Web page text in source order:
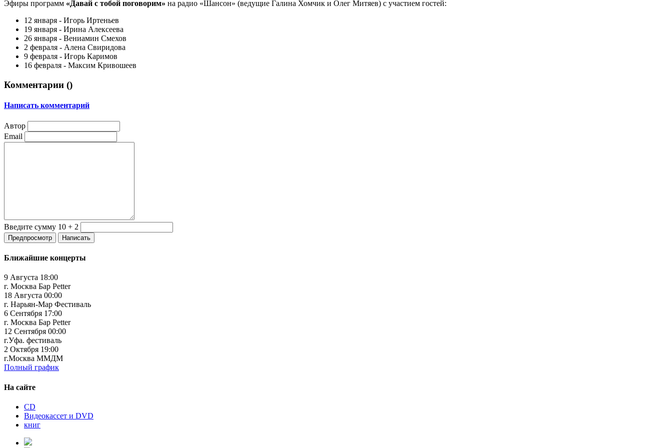
Эфиры программ «Давай с тобой поговорим» на радио «Шансон» (ведущие Галина Хомчик и Олег Митяев) с участием гостей:
12 января - Игорь Иртеньев
19 января - Ирина Алексеева
26 января - Вениамин Смехов
2 февраля - Алена Свиридова
9 февраля - Игорь Каримов
16 февраля - Максим Кривошеев
Комментарии ()
Написать комментарий
Автор
Email
Введите сумму 10 + 2
Ближайшие концерты
9 Августа 18:00
г. Москва Бар Petter
18 Августа 00:00
г. Нарьян-Мар Фестиваль
6 Сентября 17:00
г. Москва Бар Petter
12 Сентября 00:00
г.Уфа. фестиваль
2 Октября 19:00
г.Москва ММДМ
Полный график
На сайте
CD
Видеокассет и DVD
книг